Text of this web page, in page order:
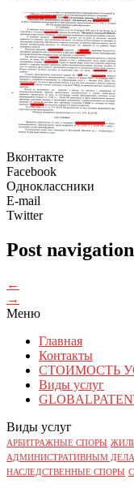
Вконтакте
Facebook
Одноклассники
E-mail
Twitter
Post navigation
←
→
Меню
Главная
Контакты
СТОИМОСТЬ
Виды услуг
Виды услуг
АРБИТРАЖНЫЕ СПОРЫ
АДМИНИСТРАТИВНЫМ
НАСЛЕДСТВЕННЫЕ СПОРЫ